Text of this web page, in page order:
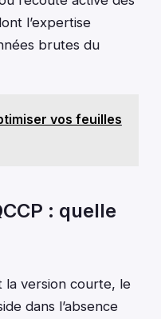
l’expertise
brutes du
vos feuilles
: quelle
la version courte, le
dans l’absence